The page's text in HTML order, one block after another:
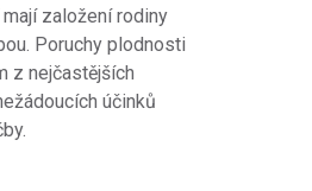
založení rodiny
Poruchy plodnosti
z nejčastějších
účinků